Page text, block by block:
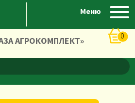
Меню
АГРОКОМПЛЕКТ» 0